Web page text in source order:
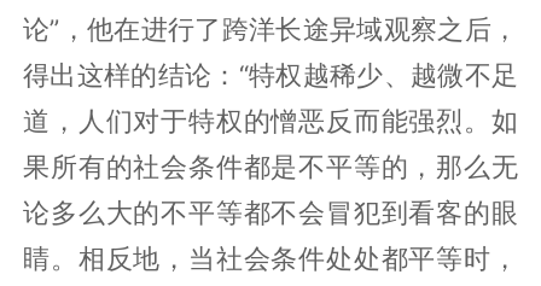
论”，他在进行了跨洋长途异域观察之后，
得出这样的结论：“特权越稀少、越微不足
道，人们对于特权的憎恶反而能强烈。如
果所有的社会条件都是不平等的，那么无
论多么大的不平等都不会冒犯到看客的眼
睛。相反地，当社会条件处处都平等时，